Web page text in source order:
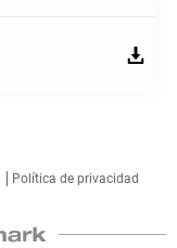
Política de privacidad